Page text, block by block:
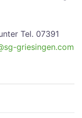
Tel. 07391
griesingen.com